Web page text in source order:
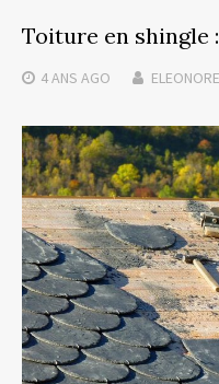
Toiture en shingle
4 ANS AGO